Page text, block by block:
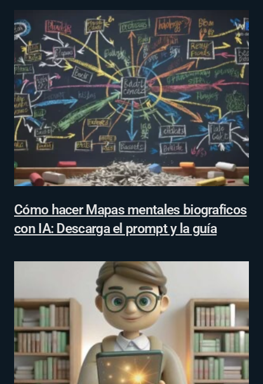
Cómo hacer Mapas mentales biograficos
con IA: Descarga el prompt y la guía